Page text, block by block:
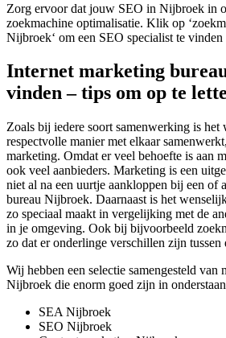
Zorg ervoor dat jouw SEO in Nijbroek in
zoekmachine optimalisatie. Klik op
Nijbroek‘ om een SEO specialist te
Internet marketing
vinden – tips om op te
Zoals bij iedere soort samenwerking is het
respectvolle manier met elkaar
marketing. Omdat er veel behoefte is aan
ook veel aanbieders. Marketing is een
niet al na een uurtje aankloppen bij een of
bureau Nijbroek. Daarnaast is het
zo speciaal maakt in vergelijking met de
in je omgeving. Ook bij bijvoorbeeld
zo dat er onderlinge verschillen zijn tussen
Wij hebben een selectie samengesteld van
Nijbroek die enorm goed zijn in
SEA Nijbroek
SEO Nijbroek